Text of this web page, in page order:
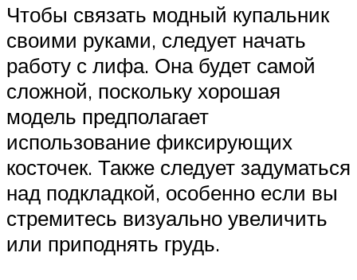
Чтобы связать модный купальник
своими руками, следует начать
работу с лифа. Она будет самой
сложной, поскольку хорошая
модель предполагает
использование фиксирующих
косточек. Также следует задуматься
над подкладкой, особенно если вы
стремитесь визуально увеличить
или приподнять грудь.